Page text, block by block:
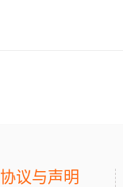
协议与声明